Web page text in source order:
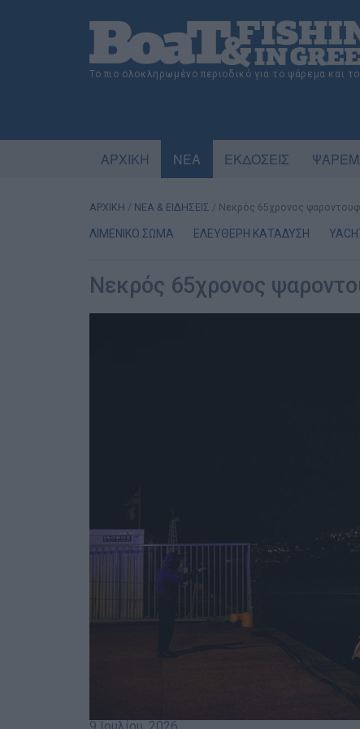
Το πιο ολοκληρωμένο περιοδικό για το ψάρεμα και
ΑΡΧΙΚΗ ΝΕΑ ΕΚΔΟΣΕΙΣ
ΑΡΧΙΚΗ / ΝΕΑ & ΕΙΔΗΣΕΙΣ / Νεκρός 65χρονος
ΛΙΜΕΝΙΚΟ ΣΩΜΑ ΕΛΕΥΘΕΡΗ ΚΑΤΑΔΥΣΗ
Νεκρός 65χρονος